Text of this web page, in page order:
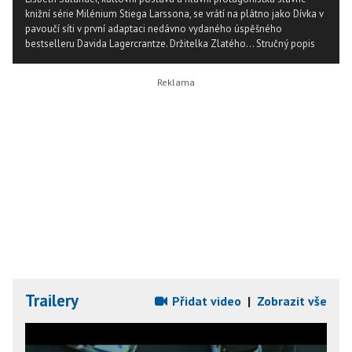
knižní série Milénium Stiega Larssona, se vrátí na plátno jako Dívka v
pavoučí síti v první adaptaci nedávno vydaného úspěšného
bestselleru Davida Lagercrantze. Držitelka Zlatého...Stručný popis
Trailery Přidat video | Zobrazit vše